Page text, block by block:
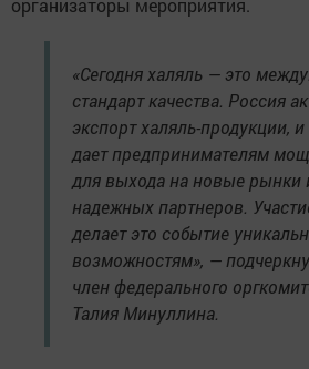
организаторы мероприятия.
«Сегодня халяль — это
стандарт качества. Россия
экспорт халяль-продукции,
дает предпринимателям
для выхода на новые рынки
надежных партнеров.
делает это событие
возможностям», —
член федерального
Талия Минуллина.